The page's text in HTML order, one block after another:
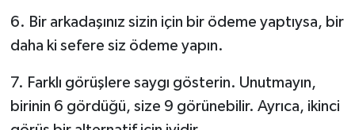
6. Bir arkadaşınız sizin için bir ödeme yaptıysa, bir
daha ki sefere siz ödeme yapın.
7. Farklı görüşlere saygı gösterin. Unutmayın,
birinin 6 gördüğü, size 9 görünebilir. Ayrıca, ikinci